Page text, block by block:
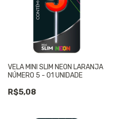
VELA MINI SLIM NEON LARANJA
NÚMERO 5 - 01 UNIDADE
R$5,08